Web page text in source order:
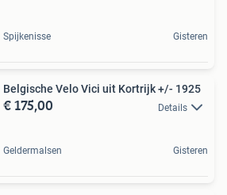
Spijkenisse Gisteren
Belgische Velo Vici uit Kortrijk +/- 1925
€ 175,00 Details
Geldermalsen Gisteren